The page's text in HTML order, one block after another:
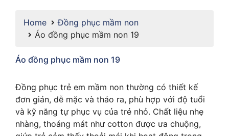
Home
Đồng phục mầm non
Áo đồng phục mầm non 19
Áo đồng phục mầm non 19
Đồng phục trẻ em mầm non thường có thiết kế
đơn giản, dễ mặc và tháo ra, phù hợp với độ tuổi
và kỹ năng tự phục vụ của trẻ nhỏ. Chất liệu nhẹ
nhàng, thoáng mát như cotton được ưa chuộng,